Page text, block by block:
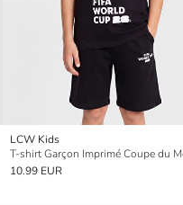
LCW Kids
10.99 EUR